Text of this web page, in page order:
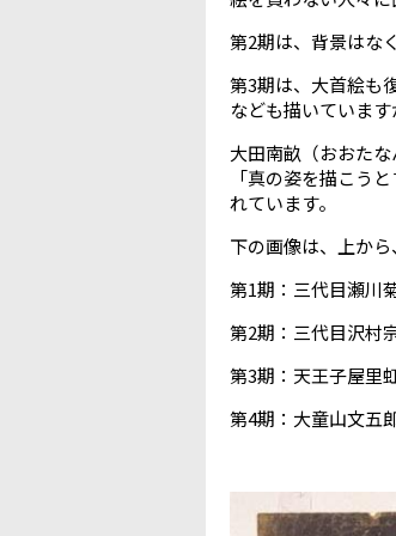
第2期は、背景はな
第3期は、大首絵も
なども描いていま
大田南畝（おおた
「真の姿を描こう
れています。
下の画像は、上から
第1期：三代目瀬川
第2期：三代目沢村
第3期：天王子屋里
第4期：大童山文五